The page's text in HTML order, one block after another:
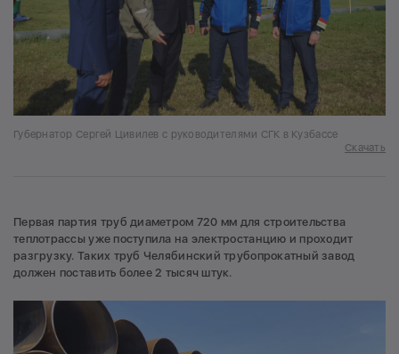
Губернатор Сергей Цивилев с руководителями СГК в Кузбассе
Скачать
Первая партия труб диаметром 720 мм для строительства
теплотрассы уже поступила на электростанцию и проходит
разгрузку. Таких труб Челябинский трубопрокатный завод
должен поставить более 2 тысяч штук.